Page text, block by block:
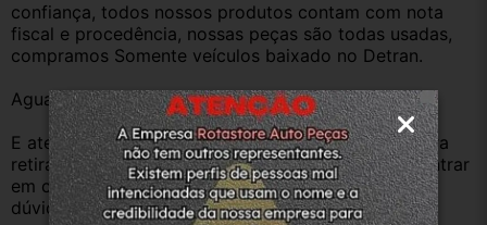
confiança, todos nossos produtos contam com nota
fiscal e procedência, nossas peças são todas usadas,
compramos Somente veículos baixado no Detran.
Aguardamos sua pergunta ou compra.
E atenderemos o quanto antes, caso o cliente prefira
retirar na nossa loja física também aceitamos, só entrar
em contato com a equipe Rotasul e tiramos suas
dúvidas.